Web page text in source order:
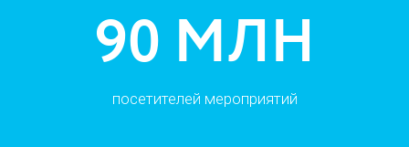
90 МЛН
посетителей мероприятий